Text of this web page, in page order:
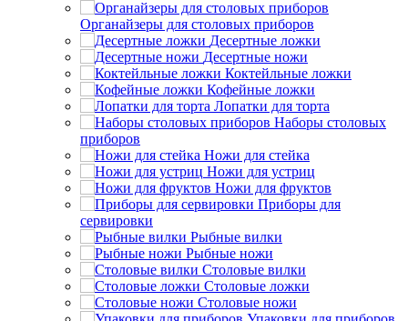
Органайзеры для столовых приборов
Десертные ложки
Десертные ножи
Коктейльные ложки
Кофейные ложки
Лопатки для торта
Наборы столовых
приборов
Ножи для стейка
Ножи для устриц
Ножи для фруктов
Приборы для
сервировки
Рыбные вилки
Рыбные ножи
Столовые вилки
Столовые ложки
Столовые ножи